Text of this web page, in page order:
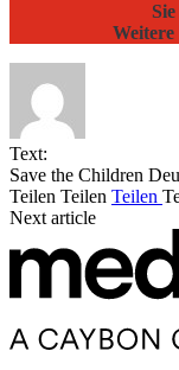
Text:
Save the Children
Teilen Teilen Teilen
Next article